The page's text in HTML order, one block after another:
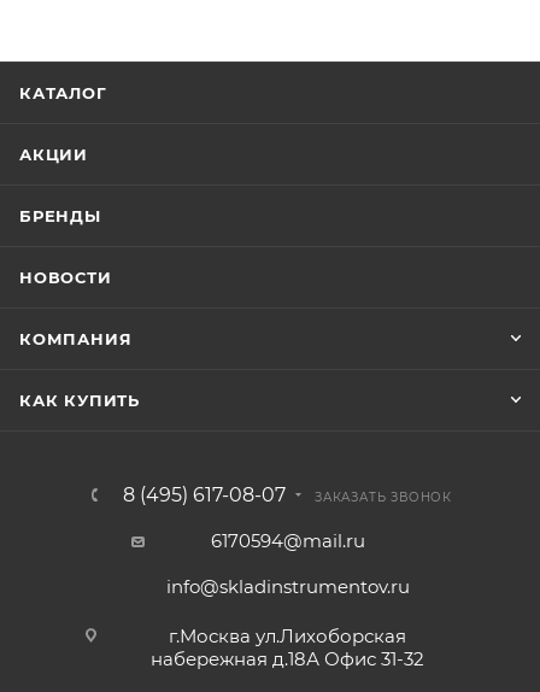
КАТАЛОГ
АКЦИИ
БРЕНДЫ
НОВОСТИ
КОМПАНИЯ
КАК КУПИТЬ
8 (495) 617-08-07 ЗАКАЗАТЬ ЗВОНОК
6170594@mail.ru
info@skladinstrumentov.ru
г.Москва ул.Лихоборская
набережная д.18А Офис 31-32